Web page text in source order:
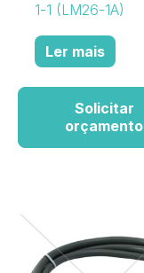
1-1 (LM26-1A)
Ler mais
Solicitar
orçamento